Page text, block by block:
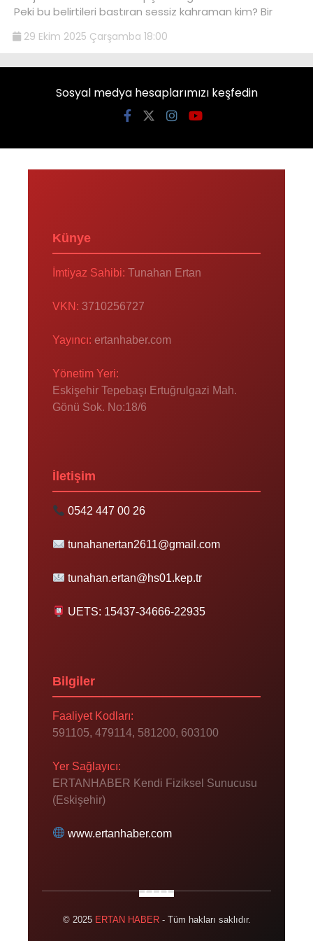
Peki bu belirtileri bastıran sessiz kahraman kim? Bir
29 Ekim 2025 Çarşamba 18:00
Sosyal medya hesaplarımızı keşfedin
Künye
İmtiyaz Sahibi: Tunahan Ertan
VKN: 3710256727
Yayıncı: ertanhaber.com
Yönetim Yeri:
Eskişehir Tepebaşı Ertuğrulgazi Mah.
Gönü Sok. No:18/6
İletişim
0542 447 00 26
tunahanertan2611@gmail.com
tunahan.ertan@hs01.kep.tr
UETS: 15437-34666-22935
Bilgiler
Faaliyet Kodları:
591105, 479114, 581200, 603100
Yer Sağlayıcı:
ERTANHABER Kendi Fiziksel Sunucusu
(Eskişehir)
www.ertanhaber.com
© 2025 ERTAN HABER- Tüm hakları saklıdır.